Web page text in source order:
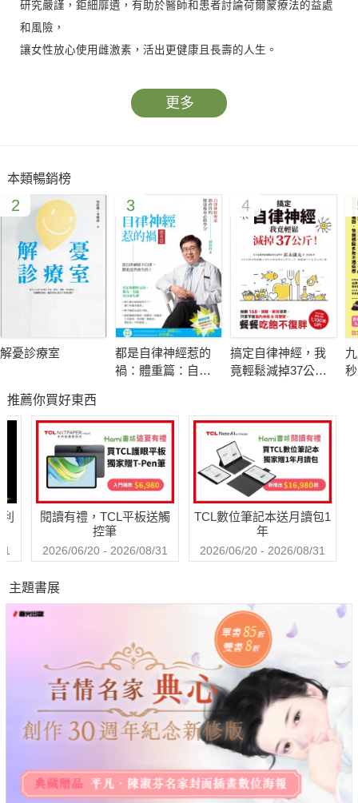
研究嚴謹，鉅細靡遺，有助於醫師和患者討論荷爾蒙療法的益處
和風險，
讓女性放心使用雌激素，活出更健康且長壽的人生。
許多人都有「更年期女性接受荷爾蒙療法會導致乳癌」的錯誤認
知，但事實上，早在1990年代初期，全球早就累積了50年的證
到今日，依然有許多後續研究證實，荷爾蒙療法並不會增加乳癌
風險！那麼，為什麼現在仍有那麼多女性（包括許多醫師在內）
會對使用荷爾蒙來改善更年期症狀有所疑慮呢？罪魁禍首就是
2002年的「婦女健康研究」！
腫瘤學家布盧明醫學博士，親自揭開「荷爾蒙恐慌」的來龍去
脈，並以現有醫學證據進行嚴謹論證，帶你充分了解雌激素治療
更年期症狀的益處與風險（好處比你以為的多，風險比你以為的
低），讓廣大女性不再被似是而非的「發現」給嚇唬，而是學習
治療熱潮紅、夜間盜汗、失去性慾、情緒波動大等更年期不適，
荷爾蒙療法還有這些好處！
大部分女性在進入更年期都會出現更年期不適，只是，除了熱潮
紅、夜間盜汗等明確症狀，還有很多症狀並不被女性認為跟更年
期有關，例如心悸你會去看心臟科；肌肉或關節痛你會去看風濕
科；腰圍變粗你會去找減重門診……但這些症狀其實「也有可
能」跟更年期有關。
黃金十年機會之窗，補充雌激素的關鍵時機！
雌激素的使用有關鍵時機，稱為「機會之窗」，大致定義是在女
性最後一次行經後的十年內，荷爾蒙補充療法在那個時期「開
始」使用，所帶來的各種效益最好。如果進入更年期十年後才開
始採用荷爾蒙補充療法，風險可能會稍微提升，例如心血管方面
的問題，尤其如果你在使用雌激素之前就已經有動脈粥狀硬化的
問題，那荷爾蒙療法有可能會進一步阻塞已經變窄的動脈。
更多
本類暢銷榜
2
解憂診療室
3
都是自律神經惹的
禍：體重篇：自律
4
搞定自律神經，我
竟輕鬆減掉37公
要平衡腦內神經&荷
爾蒙，餐餐吃飽不
復胖
推薦你買好東西
閱讀有禮，TCL平板送觸
控筆
2026/06/20 - 2026/08/31
TCL數位筆記本送月讀包1
年
2026/06/20 - 2026/08/31
主題書展